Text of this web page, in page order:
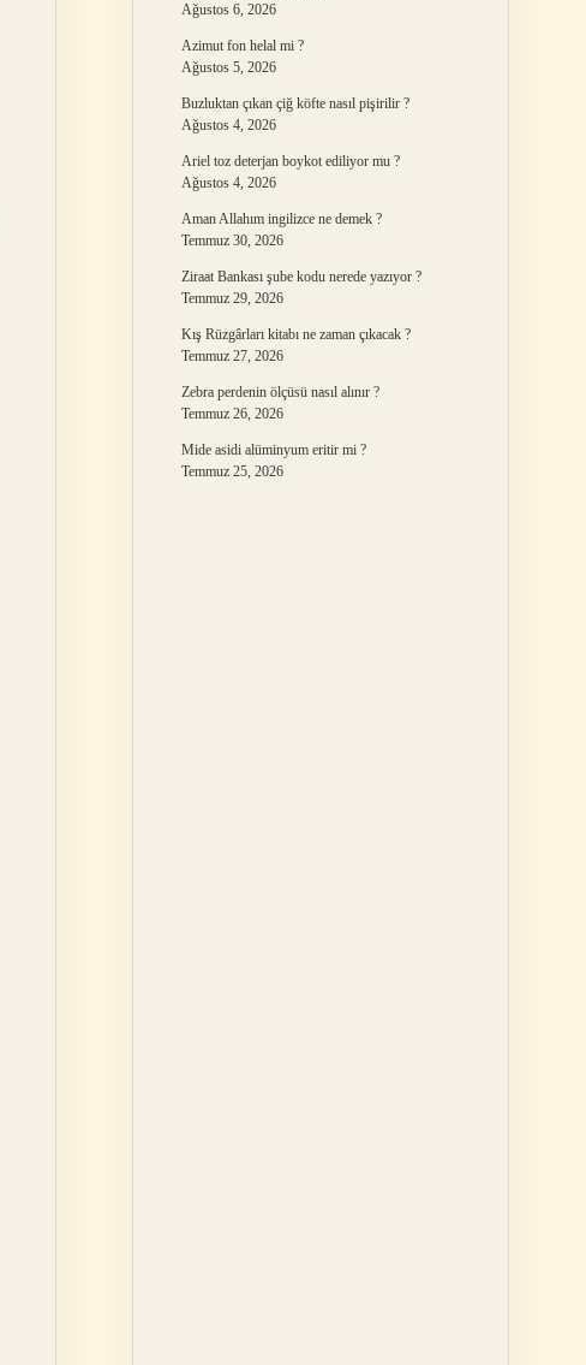
Ağustos 6, 2026
Azimut fon helal mi ?
Ağustos 5, 2026
Buzluktan çıkan çiğ köfte nasıl pişirilir ?
Ağustos 4, 2026
Ariel toz deterjan boykot ediliyor mu ?
Ağustos 4, 2026
Aman Allahım ingilizce ne demek ?
Temmuz 30, 2026
Ziraat Bankası şube kodu nerede yazıyor ?
Temmuz 29, 2026
Kış Rüzgârları kitabı ne zaman çıkacak ?
Temmuz 27, 2026
Zebra perdenin ölçüsü nasıl alınır ?
Temmuz 26, 2026
Mide asidi alüminyum eritir mi ?
Temmuz 25, 2026